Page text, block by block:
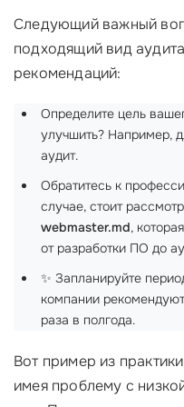
Следующий важный
подходящий вид
рекомендаций:
Определите цель
улучшить? Например,
аудит.
Обратитесь к
случае, стоит
webmaster.md,
от разработки ПО до
✨ Запланируйте
компании
раза в полгода.
Вот пример из
имея проблему с